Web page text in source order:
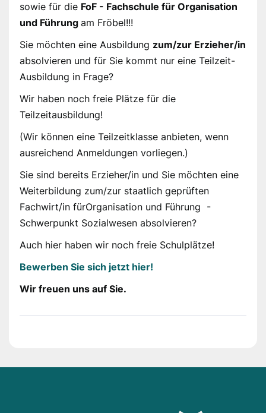
sowie für die FoF - Fachschule für Organisation
und Führung am Fröbel!!!
Sie möchten eine Ausbildung zum/zur Erzieher/in
absolvieren und für Sie kommt nur eine Teilzeit-
Ausbildung in Frage?
Wir haben noch freie Plätze für die
Teilzeitausbildung!
(Wir können eine Teilzeitklasse anbieten, wenn
ausreichend Anmeldungen vorliegen.)
Sie sind bereits Erzieher/in und Sie möchten eine
Weiterbildung zum/zur staatlich geprüften
Fachwirt/in fürOrganisation und Führung -
Schwerpunkt Sozialwesen absolvieren?
Auch hier haben wir noch freie Schulplätze!
Bewerben Sie sich jetzt hier!
Wir freuen uns auf Sie.